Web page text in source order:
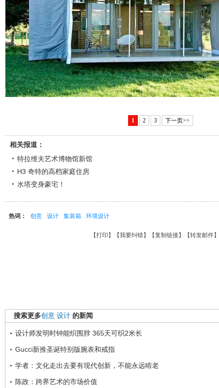
1 2 3 下一页>>
相关报道：
特拉维夫艺术博物馆新馆
H3 奇特的高档家庭住房
水塔变身豪宅！
热词： 创意 设计 集装箱 环境设计
【打印 】【我要纠错】【复制链接】【转发邮件
搜索更多创意 设计 的新闻
设计师发明时钟能织围脖 365天可织2米长
Gucci新推圣诞特别版腕表和戒指
学者：文化走出去要有现代创新，不能永远啃老
陈政：跨界艺术的市场价值